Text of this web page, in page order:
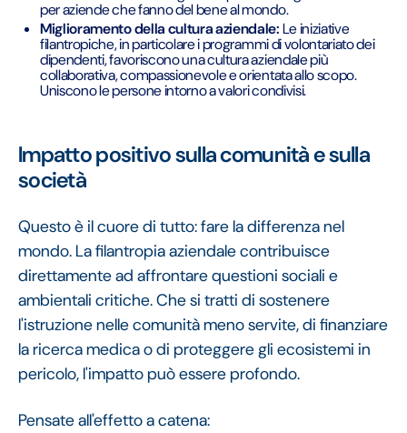
per aziende che fanno del bene al mondo.
Miglioramento della cultura aziendale:Le iniziative
filantropiche, in particolare i programmi di volontariato dei
dipendenti, favoriscono una cultura aziendale più
collaborativa, compassionevole e orientata allo scopo.
Uniscono le persone intorno a valori condivisi.
Impatto positivo sulla comunità e sulla
società
Questo è il cuore di tutto: fare la differenza nel
mondo. La filantropia aziendale contribuisce
direttamente ad affrontare questioni sociali e
ambientali critiche. Che si tratti di sostenere
l'istruzione nelle comunità meno servite, di finanziare
la ricerca medica o di proteggere gli ecosistemi in
pericolo, l'impatto può essere profondo.
Pensate all'effetto a catena: